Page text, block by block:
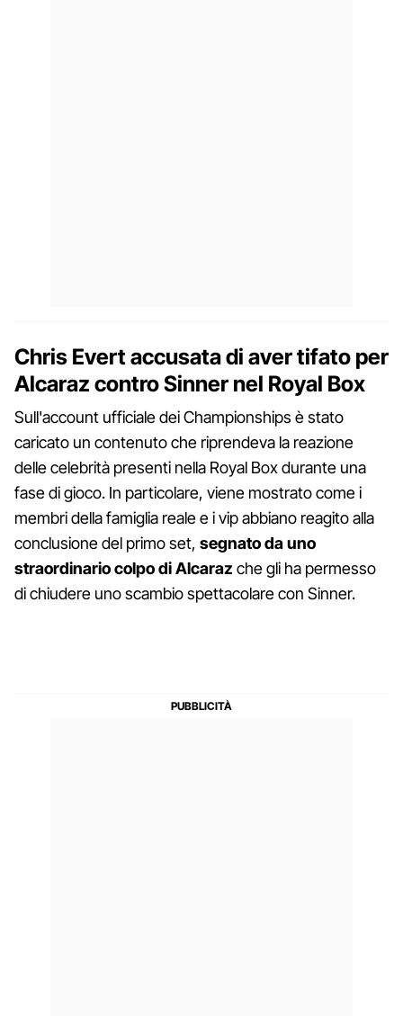
Chris Evert accusata di aver tifato per
Alcaraz contro Sinner nel Royal Box
Sull'account ufficiale dei Championships è stato
caricato un contenuto che riprendeva la reazione
delle celebrità presenti nella Royal Box durante una
fase di gioco. In particolare, viene mostrato come i
membri della famiglia reale e i vip abbiano reagito alla
conclusione del primo set, segnato da uno
straordinario colpo di Alcaraz che gli ha permesso
di chiudere uno scambio spettacolare con Sinner.